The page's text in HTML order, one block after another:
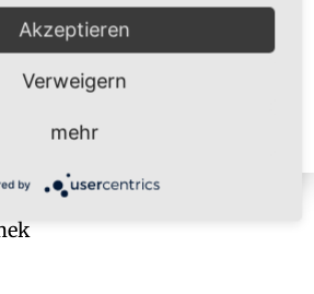
Akzeptieren
Verweigern
mehr
by